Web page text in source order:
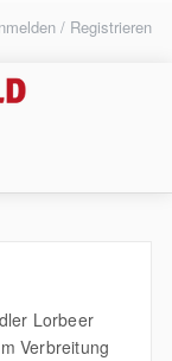
/ Registrieren
Lorbeer
Verbreitung